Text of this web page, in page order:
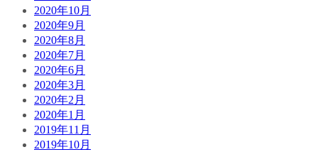
2020年10月
2020年9月
2020年8月
2020年7月
2020年6月
2020年3月
2020年2月
2020年1月
2019年11月
2019年10月